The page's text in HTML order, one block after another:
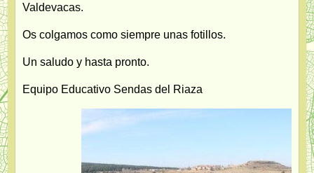
Valdevacas.
Os colgamos como siempre unas fotillos.
Un saludo y hasta pronto.
Equipo Educativo Sendas del Riaza